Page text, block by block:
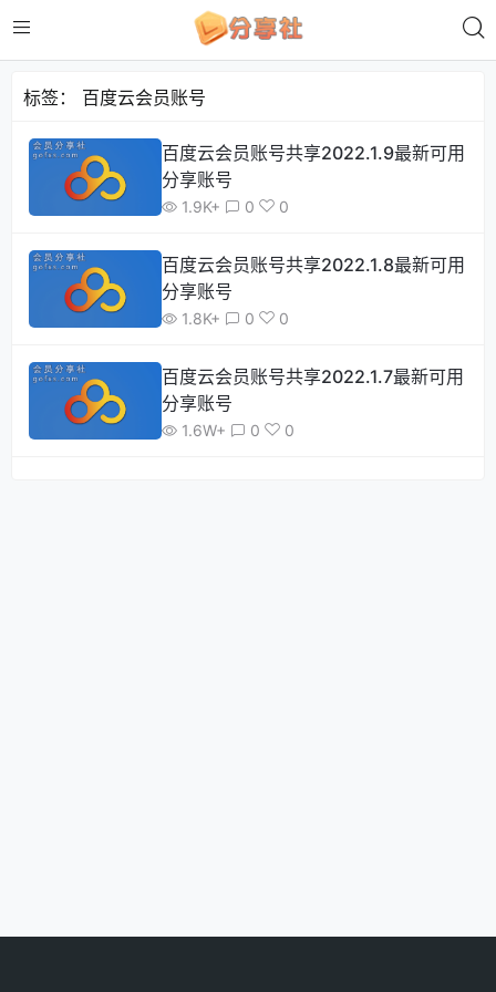
标签： 百度云会员账号
百度云会员账号共享2022.1.9最新可用
分享账号
1.9K+ 0 0
百度云会员账号共享2022.1.8最新可用
分享账号
1.8K+ 0 0
百度云会员账号共享2022.1.7最新可用
分享账号
1.6W+ 0 0